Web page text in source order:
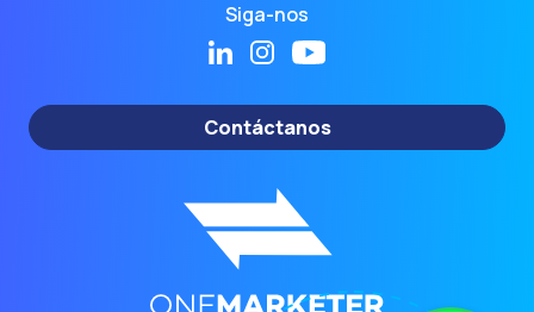
Siga-nos
Contáctanos